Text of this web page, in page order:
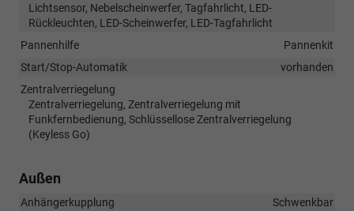
Lichtsensor, Nebelscheinwerfer, Tagfahrlicht, LED-
Rückleuchten, LED-Scheinwerfer, LED-Tagfahrlicht
Pannenhilfe
Pannenkit
Start/Stop-Automatik
vorhanden
Zentralverriegelung
Zentralverriegelung, Zentralverriegelung mit
Funkfernbedienung, Schlüssellose Zentralverriegelung
(Keyless Go)
Außen
Anhängerkupplung
Schwenkbar